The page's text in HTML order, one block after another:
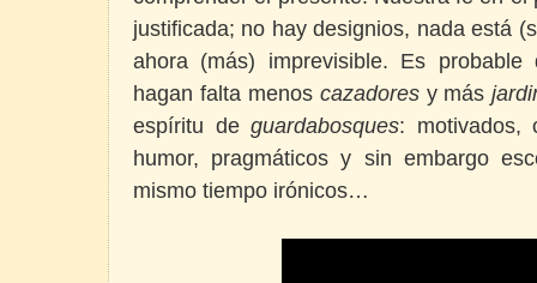
justificada; no hay designios, nada está
ahora (más) imprevisible. Es
hagan falta menos cazadoresy más
espíritu deguardabosques: motivados,
humor, pragmáticos y sin embargo
mismo tiempo irónicos…